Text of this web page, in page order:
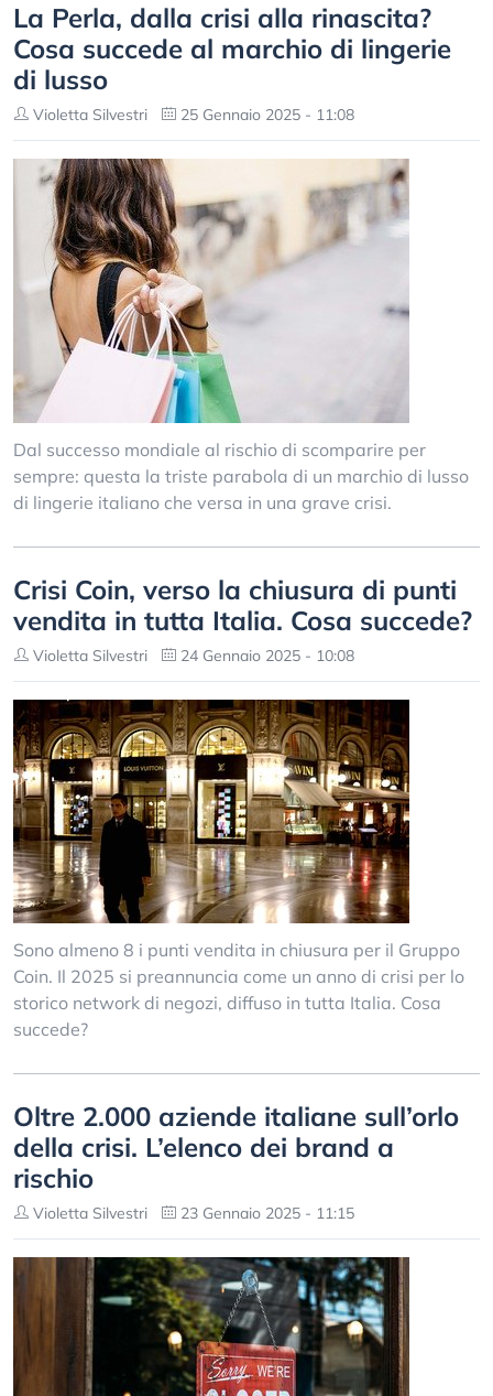
La Perla, dalla crisi alla rinascita?
Cosa succede al marchio di lingerie
di lusso
Violetta Silvestri 25 Gennaio 2025 - 11:08
Dal successo mondiale al rischio di scomparire per
sempre: questa la triste parabola di un marchio di lusso
di lingerie italiano che versa in una grave crisi.
Crisi Coin, verso la chiusura di punti
vendita in tutta Italia. Cosa succede?
Violetta Silvestri 24 Gennaio 2025 - 10:08
Sono almeno 8 i punti vendita in chiusura per il Gruppo
Coin. Il 2025 si preannuncia come un anno di crisi per lo
storico network di negozi, diffuso in tutta Italia. Cosa
succede?
Oltre 2.000 aziende italiane sull’orlo
della crisi. L’elenco dei brand a
rischio
Violetta Silvestri 23 Gennaio 2025 - 11:15